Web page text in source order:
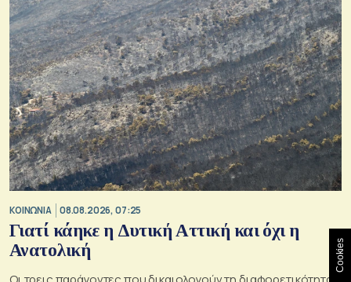
ΚΟΙΝΩΝΙΑ 08.08.2026, 07:25
Γιατί κάηκε η Δυτική Αττική και όχι η
Ανατολική
Cookies